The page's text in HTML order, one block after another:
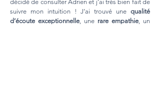
décidé de consulter Adrien et j’ai très bien fait de
suivre mon intuition ! J’ai trouvé une qualité
d’écoute exceptionnelle , une rare empathie , un